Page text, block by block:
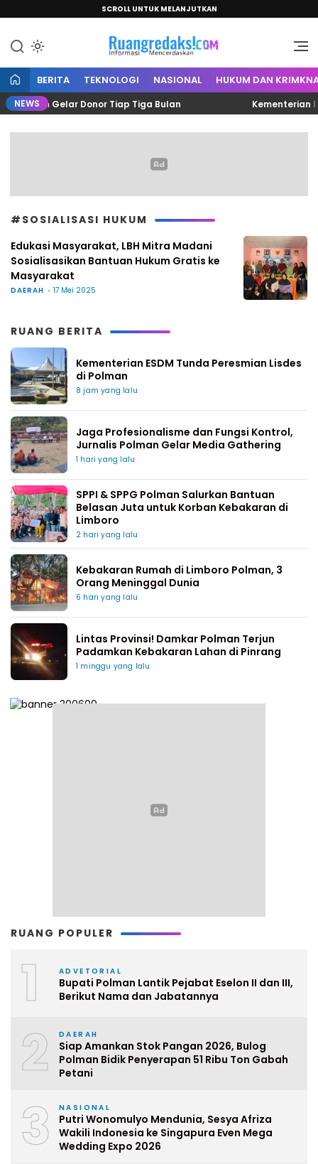
SCROLL UNTUK MELANJUTKAN
Ruang Redaksi
Informasi Mencerdaskan
BERITA TEKNOLOGI NASIONAL HUKUM DAN
NEWSGelar Donor Tiap Tiga Bulan Kementerian
#SOSIALISASI HUKUM
Edukasi Masyarakat, LBH Mitra Madani
Sosialisasikan Bantuan Hukum Gratis ke
Masyarakat
DAERAH 17 Mei 2025
RUANG BERITA
Kementerian ESDM Tunda Peresmian Lisdes
di Polman
8 jam yang lalu
Jaga Profesionalisme dan Fungsi Kontrol,
Jurnalis Polman Gelar Media Gathering
1 hari yang lalu
SPPI & SPPG Polman Salurkan Bantuan
Belasan Juta untuk Korban Kebakaran di
Limboro
2 hari yang lalu
Kebakaran Rumah di Limboro Polman, 3
Orang Meninggal Dunia
6 hari yang lalu
Lintas Provinsi! Damkar Polman Terjun
Padamkan Kebakaran Lahan di Pinrang
1 minggu yang lalu
RUANG POPULER
1 ADVETORIAL
Bupati Polman Lantik Pejabat Eselon II dan III,
Berikut Nama dan Jabatannya
2 DAERAH
Siap Amankan Stok Pangan 2026, Bulog
Polman Bidik Penyerapan 51 Ribu Ton Gabah
Petani
3 NASIONAL
Putri Wonomulyo Mendunia, Sesya Afriza
Wakili Indonesia ke Singapura Even Mega
Wedding Expo 2026